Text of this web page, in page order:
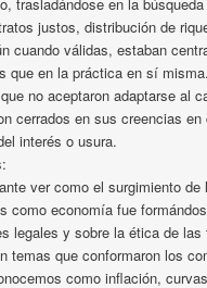
justos, distribución de
cuando válidas, estaban
que en la práctica en sí
no aceptaron adaptarse al
cerrados en sus creencias en
interés o usura.
ver como el surgimiento de
como economía fue
legales y sobre la ética de las
temas que conformaron los
como inflación,